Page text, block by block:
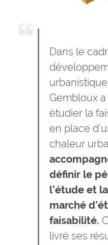
Dans le
Gembloux
étudier la
en place
chaleur
définir le
l’étude et
marché
faisabilité.
livré ses